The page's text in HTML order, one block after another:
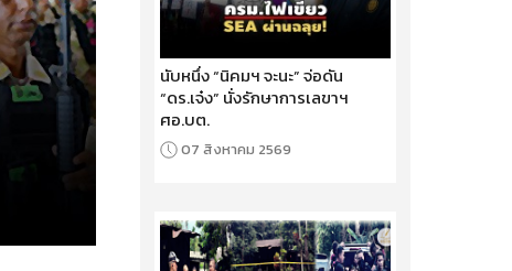
นับหนึ่ง “นิคมฯ จะนะ” จ่อดัน
“ดร.เจ๋ง” นั่งรักษาการเลขาฯ
ศอ.บต.
07 สิงหาคม 2569